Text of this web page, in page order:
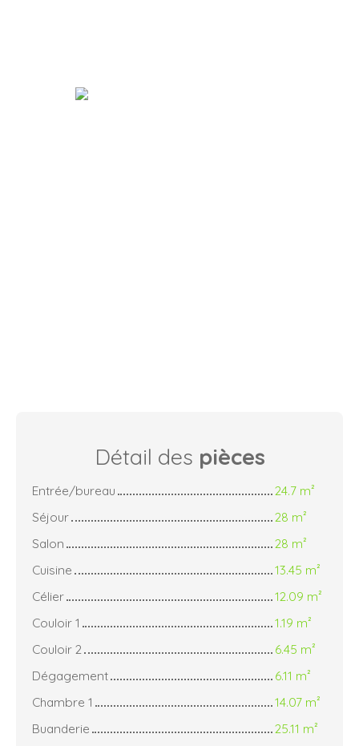
Détail des pièces
Entrée/bureau
24.7 m²
Séjour
28 m²
Salon
28 m²
Cuisine
13.45 m²
Célier
12.09 m²
Couloir 1
1.19 m²
Couloir 2
6.45 m²
Dégagement
6.11 m²
Chambre 1
14.07 m²
Buanderie
25.11 m²